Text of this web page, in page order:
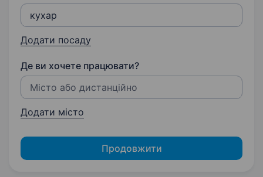
Додати посаду
Де ви хочете працювати?
Додати місто
Продовжити